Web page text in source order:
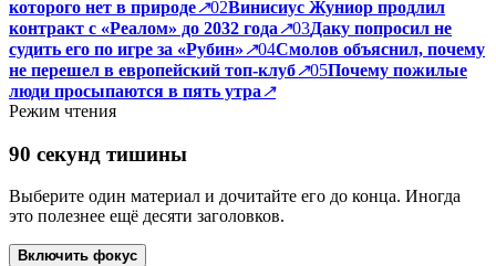
которого нет в природе↗02Винисиус Жуниор продлил
контракт с «Реалом» до 2032 года↗03Даку попросил не
судить его по игре за «Рубин»↗04Смолов объяснил, почему
не перешел в европейский топ-клуб↗05Почему пожилые
люди просыпаются в пять утра↗
Режим чтения
90 секунд тишины
Выберите один материал и дочитайте его до конца. Иногда
это полезнее ещё десяти заголовков.
Включить фокус